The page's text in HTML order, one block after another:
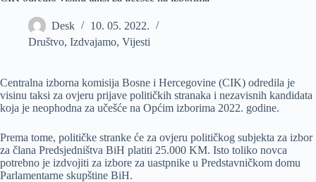
Desk
10. 05. 2022.
Društvo, Izdvajamo, Vijesti
Centralna izborna komisija Bosne i Hercegovine (CIK) odredila je
visinu taksi za ovjeru prijave političkih stranaka i nezavisnih kandidata
koja je neophodna za učešće na Općim izborima 2022. godine.
Prema tome, političke stranke će za ovjeru političkog subjekta za izbor
za člana Predsjedništva BiH platiti 25.000 KM. Isto toliko novca
potrebno je izdvojiti za izbore za uastpnike u Predstavničkom domu
Parlamentarne skupštine BiH.